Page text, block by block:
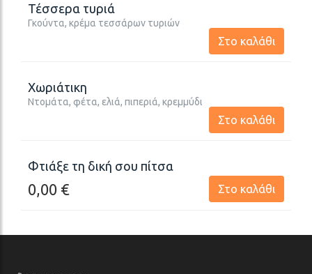
Τέσσερα τυριά
Γκούντα, κρέμα τεσσάρων τυριών
Στο καλάθι
Χωριάτικη
Ντομάτα, φέτα, ελιά, πιπεριά, κρεμμύδι
Στο καλάθι
Φτιάξε τη δική σου πίτσα
0,00 € Στο καλάθι